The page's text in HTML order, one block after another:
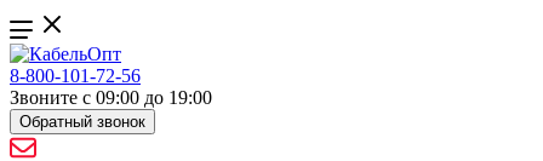
8-800-101-72-56
Звоните с 09:00 до 19:00
Обратный звонок